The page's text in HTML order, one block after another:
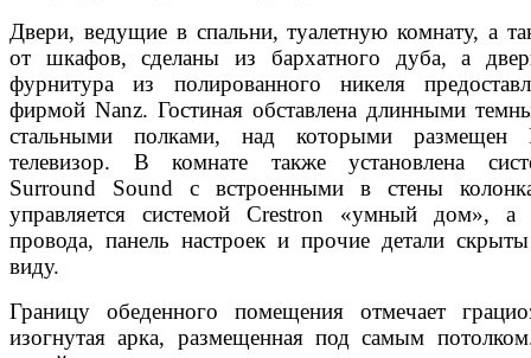
Двери, ведущие в спальни, туалетную комнату, а
от шкафов, сделаны из бархатного дуба, а
фурнитура из полированного никеля
фирмой Nanz. Гостиная обставлена длинными
стальными полками, над которыми размещен
телевизор. В комнате также установлена
Surround Sound с встроенными в стены
управляется системой Crestron «умный дом», а
провода, панель настроек и прочие детали
виду.
Границу обеденного помещения отмечает
изогнутая арка, размещенная под самым